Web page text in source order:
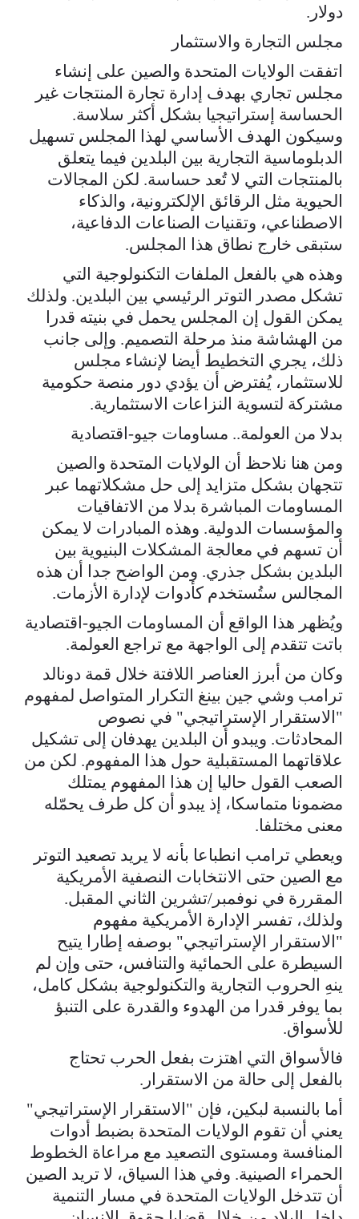
دولار.
مجلس التجارة والاستثمار
اتفقت الولايات المتحدة والصين على إنشاء
مجلس تجاري بهدف إدارة تجارة المنتجات غير
الحساسة إستراتيجيا بشكل أكثر سلاسة.
وسيكون الهدف الأساسي لهذا المجلس تسهيل
الدبلوماسية التجارية بين البلدين فيما يتعلق
بالمنتجات التي لا تُعد حساسة. لكن المجالات
الحيوية مثل الرقائق الإلكترونية، والذكاء
الاصطناعي، وتقنيات الصناعات الدفاعية،
ستبقى خارج نطاق هذا المجلس.
وهذه هي بالفعل الملفات التكنولوجية التي
تشكل مصدر التوتر الرئيسي بين البلدين. ولذلك
يمكن القول إن المجلس يحمل في بنيته قدرا
من الهشاشة منذ مرحلة التصميم. وإلى جانب
ذلك، يجري التخطيط أيضا لإنشاء مجلس
للاستثمار، يُفترض أن يؤدي دور منصة حكومية
مشتركة لتسوية النزاعات الاستثمارية.
بدلا من العولمة.. مساومات جيو-اقتصادية
ومن هنا نلاحظ أن الولايات المتحدة والصين
تتجهان بشكل متزايد إلى حل مشكلاتهما عبر
المساومات المباشرة بدلا من الاتفاقيات
والمؤسسات الدولية. وهذه المبادرات لا يمكن
أن تسهم في معالجة المشكلات البنيوية بين
البلدين بشكل جذري. ومن الواضح جدا أن هذه
المجالس ستُستخدم كأدوات لإدارة الأزمات.
ويُظهر هذا الواقع أن المساومات الجيو-اقتصادية
باتت تتقدم إلى الواجهة مع تراجع العولمة.
وكان من أبرز العناصر اللافتة خلال قمة دونالد
ترامب وشي جين بينغ التكرار المتواصل لمفهوم
"الاستقرار الإستراتيجي" في نصوص
المحادثات. ويبدو أن البلدين يهدفان إلى تشكيل
علاقاتهما المستقبلية حول هذا المفهوم. لكن من
الصعب القول حاليا إن هذا المفهوم يمتلك
مضمونا متماسكا، إذ يبدو أن كل طرف يحمّله
معنى مختلفا.
ويعطي ترامب انطباعا بأنه لا يريد تصعيد التوتر
مع الصين حتى الانتخابات النصفية الأمريكية
المقررة في نوفمبر/تشرين الثاني المقبل.
ولذلك، تفسر الإدارة الأمريكية مفهوم
"الاستقرار الإستراتيجي" بوصفه إطارا يتيح
السيطرة على الحمائية والتنافس، حتى وإن لم
ينهِ الحروب التجارية والتكنولوجية بشكل كامل،
بما يوفر قدرا من الهدوء والقدرة على التنبؤ
للأسواق.
فالأسواق التي اهتزت بفعل الحرب تحتاج
بالفعل إلى حالة من الاستقرار.
أما بالنسبة لبكين، فإن "الاستقرار الإستراتيجي"
يعني أن تقوم الولايات المتحدة بضبط أدوات
المنافسة ومستوى التصعيد مع مراعاة الخطوط
الحمراء الصينية. وفي هذا السياق، لا تريد الصين
أن تتدخل الولايات المتحدة في مسار التنمية